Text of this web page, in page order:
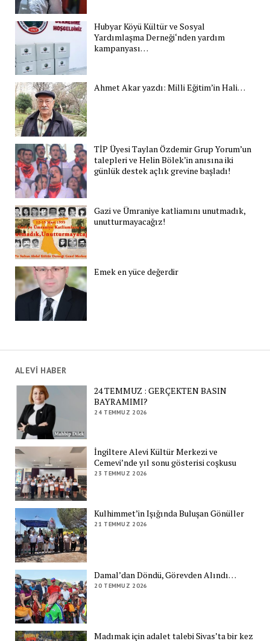
Hubyar Köyü Kültür ve Sosyal
Yardımlaşma Derneği‘nden yardım
kampanyası…
Ahmet Akar yazdı: Milli Eğitim’in Hali…
TİP Üyesi Taylan Özdemir Grup Yorum’un
talepleri ve Helin Bölek’in anısına iki
günlük destek açlık grevine başladı!
Gazi ve Ümraniye katliamını unutmadık,
unutturmayacağız!
Emek en yüce değerdir
ALEVİ HABER
24 TEMMUZ : GERÇEKTEN BASIN
BAYRAMIMI?
24 TEMMUZ 2026
İngiltere Alevi Kültür Merkezi ve
Cemevi’nde yıl sonu gösterisi coşkusu
23 TEMMUZ 2026
Kulhimmet’in Işığında Buluşan Gönüller
21 TEMMUZ 2026
Damal’dan Döndü, Görevden Alındı…
20 TEMMUZ 2026
Madımak için adalet talebi Sivas’ta bir kez